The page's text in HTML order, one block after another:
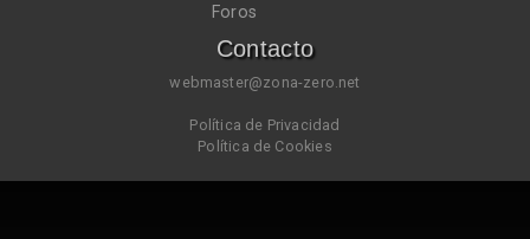
Foros
Contacto
webmaster@zona-zero.net
Política de Privacidad
Política de Cookies